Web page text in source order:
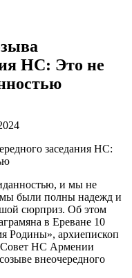
НС: Это не
и мы не
мы были полны надежд и
сюрприз. Об этом
в Ереване 10
Родины», архиепископ
Совет НС Армении
внеочередного